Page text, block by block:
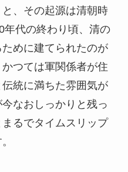
、その起源は清朝時
年代の終わり頃、清の
めに建てられたのが
つては軍関係者が住
統に満ちた雰囲気が
なおしっかりと残っ
るでタイムスリップ